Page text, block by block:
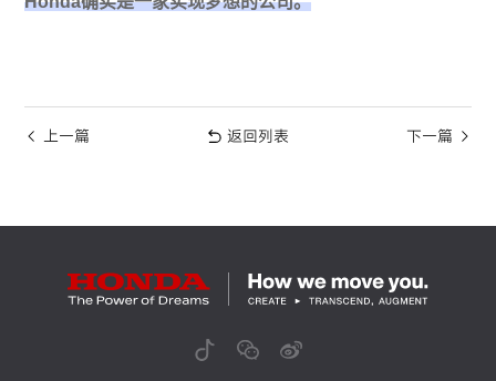
上一篇 返回列表 下一篇